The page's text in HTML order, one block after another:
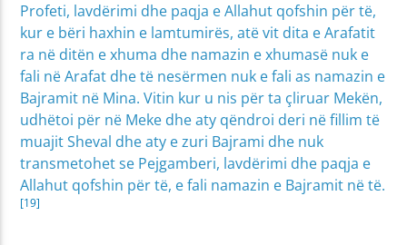
Profeti, lavdërimi dhe paqja e Allahut qofshin për të,
kur e bëri haxhin e lamtumirës, atë vit dita e Arafatit
ra në ditën e xhuma dhe namazin e xhumasë nuk e
fali në Arafat dhe të nesërmen nuk e fali as namazin e
Bajramit në Mina. Vitin kur u nis për ta çliruar Mekën,
udhëtoi për në Meke dhe aty qëndroi deri në fillim të
muajit Sheval dhe aty e zuri Bajrami dhe nuk
transmetohet se Pejgamberi, lavdërimi dhe paqja e
Allahut qofshin për të, e fali namazin e Bajramit në të.
[19]